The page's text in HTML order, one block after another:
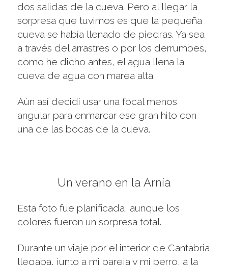
dos salidas de la cueva. Pero al llegar la
sorpresa que tuvimos es que la pequeña
cueva se había llenado de piedras. Ya sea
a través del arrastres o por los derrumbes,
como he dicho antes, el agua llena la
cueva de agua con marea alta.
Aún así decidí usar una focal menos
angular para enmarcar ese gran hito con
una de las bocas de la cueva.
Un verano en la Arnía
Esta foto fue planificada, aunque los
colores fueron un sorpresa total.
Durante un viaje por el interior de Cantabria
llegaba, junto a mi pareja y mi perro, a la